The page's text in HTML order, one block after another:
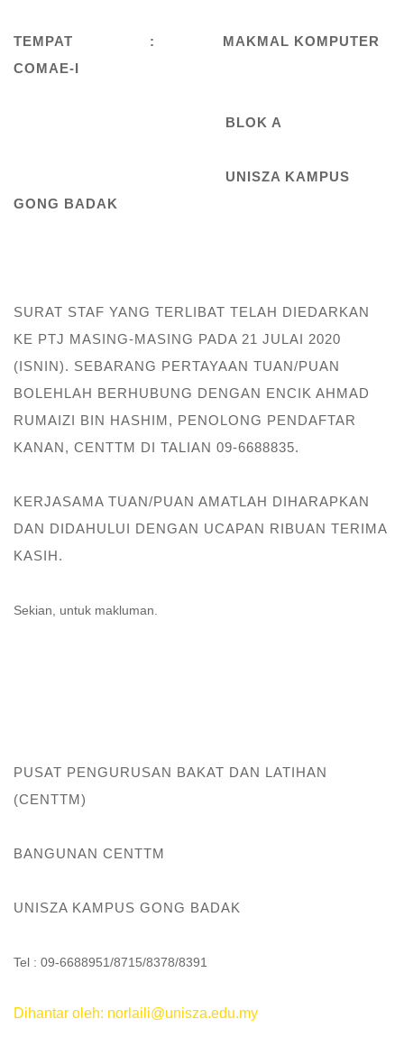
TEMPAT : MAKMAL KOMPUTER
COMAE-I
BLOK A
UNISZA KAMPUS
GONG BADAK
SURAT STAF YANG TERLIBAT TELAH DIEDARKAN
KE PTJ MASING-MASING PADA 21 JULAI 2020
(ISNIN). SEBARANG PERTAYAAN TUAN/PUAN
BOLEHLAH BERHUBUNG DENGAN ENCIK AHMAD
RUMAIZI BIN HASHIM, PENOLONG PENDAFTAR
KANAN, CENTTM DI TALIAN 09-6688835.
KERJASAMA TUAN/PUAN AMATLAH DIHARAPKAN
DAN DIDAHULUI DENGAN UCAPAN RIBUAN TERIMA
KASIH.
Sekian, untuk makluman.
PUSAT PENGURUSAN BAKAT DAN LATIHAN
(CENTTM)
BANGUNAN CENTTM
UNISZA KAMPUS GONG BADAK
Tel : 09-6688951/8715/8378/8391
Dihantar oleh: norlaili@unisza.edu.my